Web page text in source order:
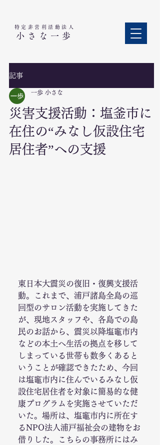
特定非営利活動法人​
小さな一歩
記事
災害支援活動：塩釜市に
在住の“みなし仮設住宅
居住者”への支援
一歩 小さな
東日本大震災の復旧・復興支援活
動。これまで、浦戸諸島全島の巡
回型のサロン活動を実施してきた
が、現地スタッフや、各島での島
民のお話から、震災以降塩竈市内
などの本土へ生活の拠点を移して
しまっている世帯も数多くあると
いうことが確認できたため、今回
は塩竈市内に住んでいるみなし仮
設住宅居住者を対象に簡易的な健
康プログラムを実施させていただ
いた。場所は、塩竈市内に所在す
るNPO法人浦戸福祉会の建物をお
借りした。こちらの事務所にはみ